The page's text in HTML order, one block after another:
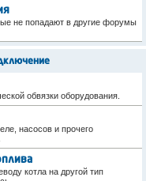
не попадают в другие форумы
обвязки оборудования.
насосов и прочего
котла на другой тип